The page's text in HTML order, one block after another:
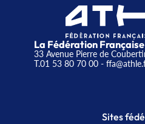
La Fédération
33 Avenue Pierre de
T.01 53 80 70 00-
Sites